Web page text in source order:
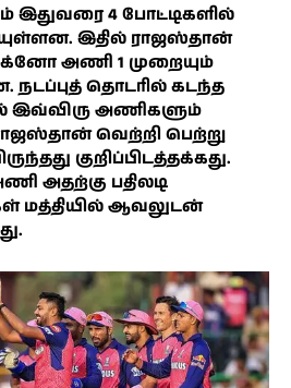
இதுவரை 4 போட்டிகளில்
இதில் ராஜஸ்தான்
அணி 1 முறையும்
நடப்புத் தொடரில் கடந்த
இவ்விரு அணிகளும்
வெற்றி பெற்று
குறிப்பிடத்தக்கது.
அதற்கு பதிலடி
மத்தியில் ஆவலுடன்